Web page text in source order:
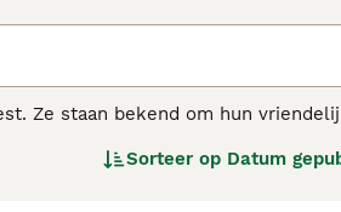
Ze staan bekend om hun
sterke, robuuste, gespierde en
Sorteer op Datum